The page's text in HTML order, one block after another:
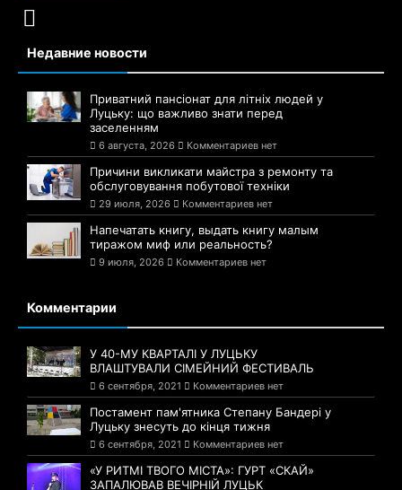
Недавние новости
Приватний пансіонат для літніх людей у
Луцьку: що важливо знати перед
заселенням
6 августа, 2026 Комментариев нет
Причини викликати майстра з ремонту та
обслуговування побутової техніки
29 июля, 2026 Комментариев нет
Напечатать книгу, выдать книгу малым
тиражом миф или реальность?
9 июля, 2026 Комментариев нет
Комментарии
У 40-МУ КВАРТАЛІ У ЛУЦЬКУ
ВЛАШТУВАЛИ СІМЕЙНИЙ ФЕСТИВАЛЬ
6 сентября, 2021 Комментариев нет
Постамент пам'ятника Степану Бандері у
Луцьку знесуть до кінця тижня
6 сентября, 2021 Комментариев нет
«У РИТМІ ТВОГО МІСТА»: ГУРТ «СКАЙ»
ЗАПАЛЮВАВ ВЕЧІРНІЙ ЛУЦЬК